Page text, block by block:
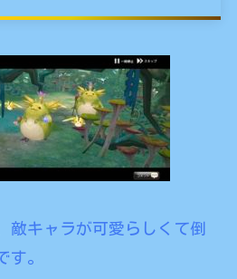
敵キャラが可愛らしくて倒
す。